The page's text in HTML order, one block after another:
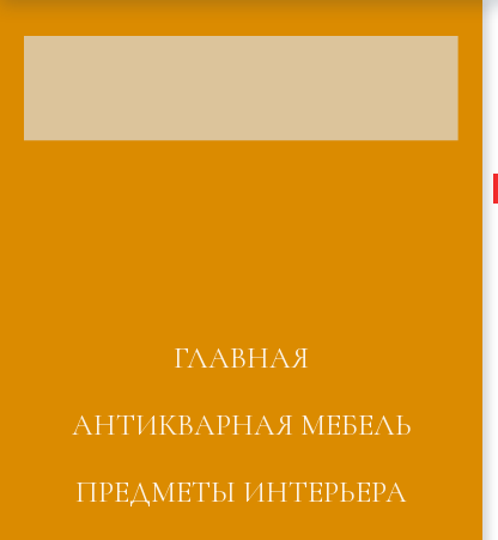
ГЛАВНАЯ
АНТИКВАРНАЯ МЕБЕЛЬ
ПРЕДМЕТЫ ИНТЕРЬЕРА